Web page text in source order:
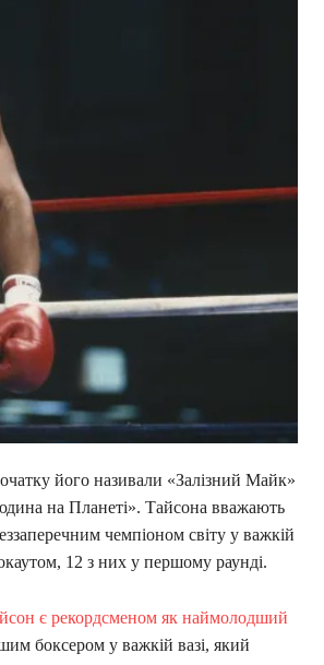
його називали «Залізний Майк»
на Планеті». Тайсона вважають
чемпіоном світу у важкій
12 з них у першому раунді.
є рекордсменом як наймолодший
боксером у важкій вазі, який